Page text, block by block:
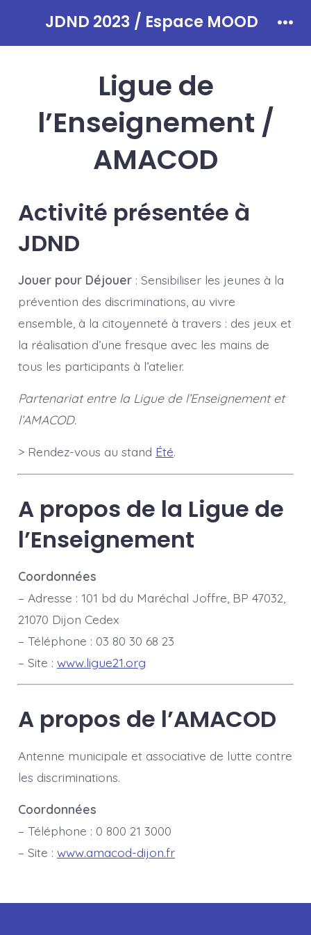
JDND 2023 / Espace MOOD
Ligue de
l’Enseignement /
AMACOD
Activité présentée à
JDND
Jouer pour Déjouer: Sensibiliser les jeunes à la
prévention des discriminations, au vivre
ensemble, à la citoyenneté à travers : des jeux et
la réalisation d’une fresque avec les mains de
tous les participants à l’atelier.
Partenariat entre la Ligue de l’Enseignement et
l’AMACOD.
> Rendez-vous au stand Été.
A propos de la Ligue de
l’Enseignement
Coordonnées
– Adresse : 101 bd du Maréchal Joffre, BP 47032,
21070 Dijon Cedex
– Téléphone : 03 80 30 68 23
– Site : www.ligue21.org
A propos de l’AMACOD
Antenne municipale et associative de lutte contre
les discriminations.
Coordonnées
– Téléphone : 0 800 21 3000
– Site : www.amacod-dijon.fr